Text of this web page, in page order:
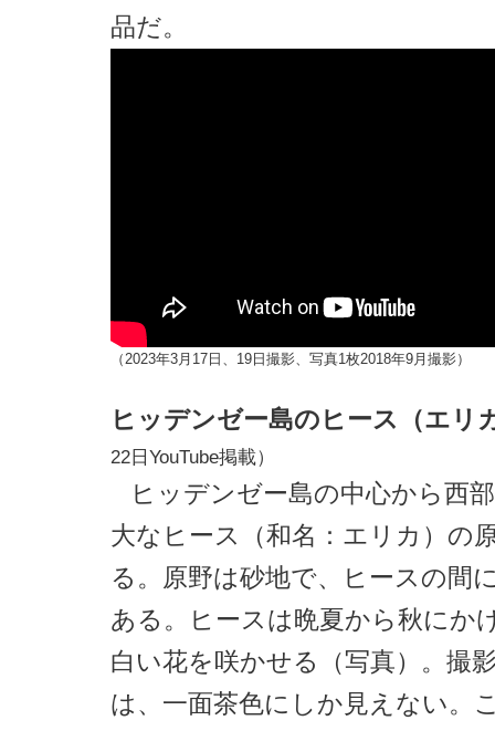
品だ。
（2023年3月17日、19日撮影、写真1枚2018年9月撮影）
ヒッデンゼー島のヒース（エリ
22日YouTube掲載）
ヒッデンゼー島の中心から西
大なヒース（和名：エリカ）の
る。原野は砂地で、ヒースの間
ある。ヒースは晩夏から秋にか
白い花を咲かせる（写真）。撮
は、一面茶色にしか見えない。